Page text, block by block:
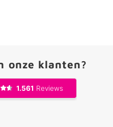
onze klanten?